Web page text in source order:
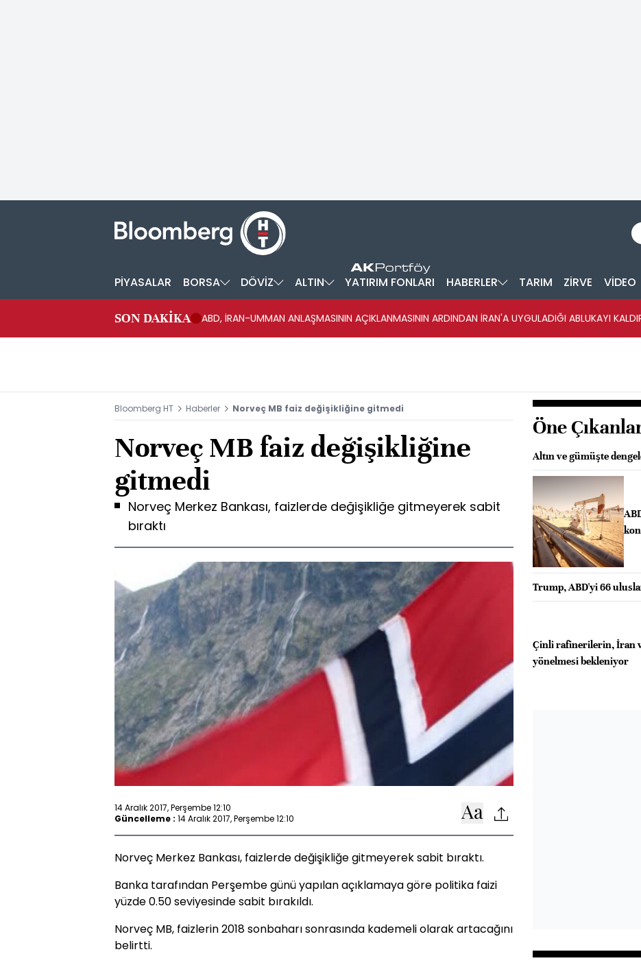
PİYASALAR BORSA DÖVİZ ALTIN YATIRIM FONLARI HABERLER TARIM ZİRVE VİDEO
SON DAKİKA ABD, İRAN-UMMAN ANLAŞMASININ AÇIKLANMASININ ARDINDAN İRAN'A UYGULADIĞI ABLUKAYI
Bloomberg HT Haberler Norveç MB faiz değişikliğine gitmedi
Norveç MB faiz değişikliğine
gitmedi
Norveç Merkez Bankası, faizlerde değişikliğe gitmeyerek sabit
bıraktı
14 Aralık 2017, Perşembe 12:10
Güncelleme : 14 Aralık 2017, Perşembe 12:10
Norveç Merkez Bankası, faizlerde değişikliğe gitmeyerek sabit bıraktı.
Banka tarafından Perşembe günü yapılan açıklamaya göre politika faizi
yüzde 0.50 seviyesinde sabit bırakıldı.
Norveç MB, faizlerin 2018 sonbaharı sonrasında kademeli olarak artacağını
belirtti.
Öne
Altın ve gümüşte
Trump, ABD'yi 66
Çinli rafinerilerin, İran
yönelmesi bekleniyor